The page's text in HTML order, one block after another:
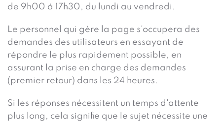
de 9h00 à 17h30, du lundi au vendredi.
Le personnel qui gère la page s'occupera des
demandes des utilisateurs en essayant de
répondre le plus rapidement possible, en
assurant la prise en charge des demandes
(premier retour) dans les 24 heures.
Si les réponses nécessitent un temps d'attente
plus long, cela signifie que le sujet nécessite une